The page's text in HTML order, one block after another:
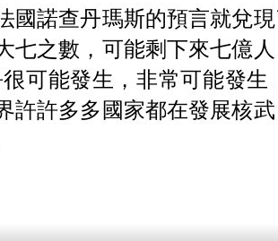
諾查丹瑪斯的預言就兌
之數，可能剩下來七億
可能發生，非常可能發
許多多國家都在發展核